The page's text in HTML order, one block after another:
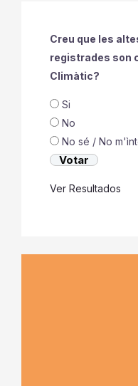
Creu que les
registrades son
Climàtic?
Si
No
No sé / No
Ver Resultados